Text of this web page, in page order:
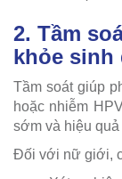
2. Tầm
khỏe sinh
Tầm soát giúp
hoặc nhiễm
sớm và hiệu
Đối với nữ giới,